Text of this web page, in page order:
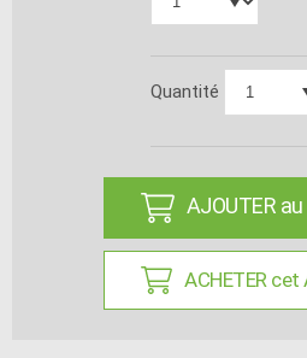
Quantité
AJOUTER au
ACHETER cet